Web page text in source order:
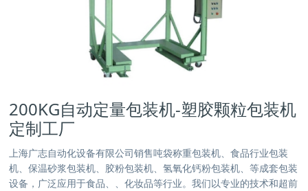
200KG自动定量包装机-塑胶颗粒包装机
定制工厂
上海广志自动化设备有限公司销售吨袋称重包装机、食品行业包装
机、保温砂浆包装机、胶粉包装机、氢氧化钙粉包装机、等成套包装
设备，广泛应用于食品、、化妆品等行业。我们以专业的技术和超前